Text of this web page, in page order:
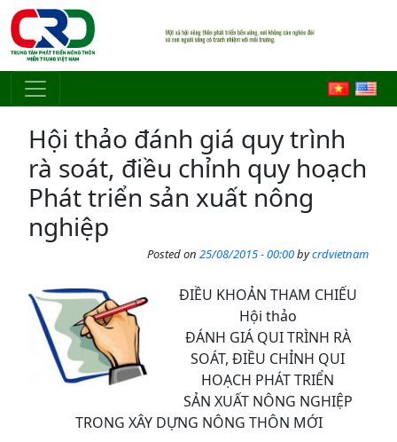
Skip to main content
Hội thảo đánh giá quy trình
rà soát, điều chỉnh quy hoạch
Phát triển sản xuất nông
nghiệp
Posted on 25/08/2015 - 00:00bycrdvietnam
ĐIỀU KHOẢN THAM CHIẾU
Hội thảo
ĐÁNH GIÁ QUI TRÌNH RÀ
SOÁT, ĐIỀU CHỈNH QUI
HOẠCH PHÁT TRIỂN
SẢN XUẤT NÔNG NGHIỆP
TRONG XÂY DỰNG NÔNG THÔN MỚI